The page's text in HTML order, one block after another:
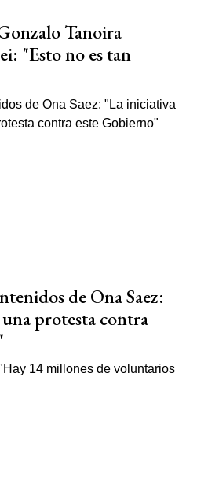
Tanoira
"Esto no es tan
de Ona Saez:
protesta contra